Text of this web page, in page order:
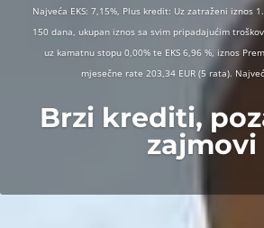
Najveća EKS: 7,15%, Plus kredit: Uz zatraženi iznos
150 dana, ukupan iznos sa svim pripadajućim
uz kamatnu stopu 0,00% te EKS 6,96 %, iznos
mjesečne rate 203,34 EUR (5 rata).
Brzi krediti,
zajmovi